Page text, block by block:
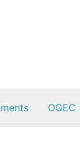
OGEC